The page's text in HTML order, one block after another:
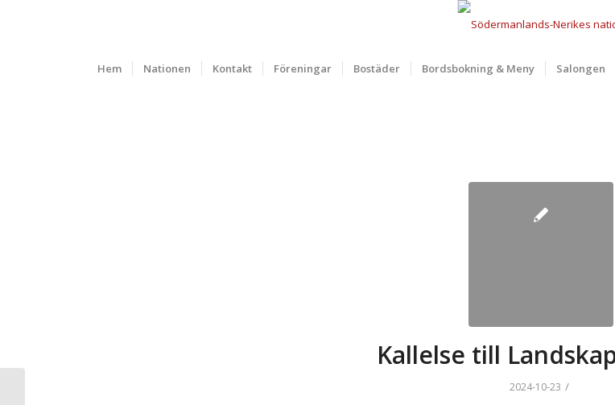
Hem Nationen Kontakt Föreningar Bostäder Bordsbokning & Meny Salongen
Kallelse till
2024-10-23 /